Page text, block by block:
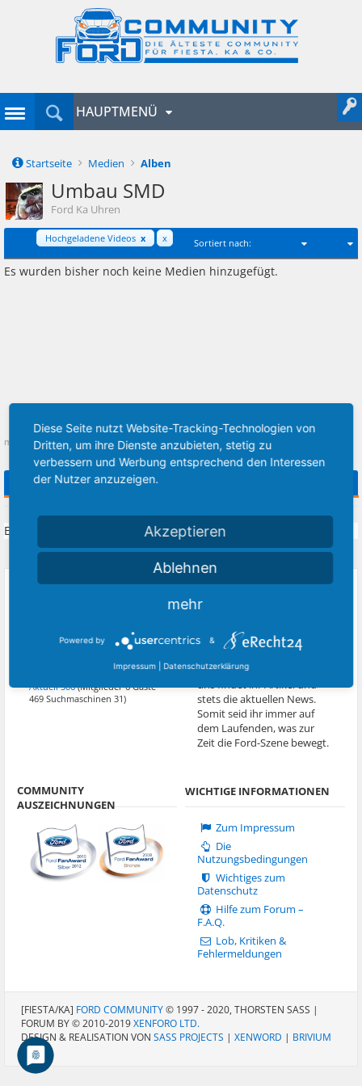
Startseite Medien Alben
Umbau SMD
Ford Ka Uhren
Hochgeladene Videos x x Sortiert nach:
Es wurden bisher noch keine Medien hinzugefügt.
mister-floppy,30. Dezember 2016
Kommentare zum Album
Es existieren keine Kommentare, die angezeigt werden könnten.
HAUPTMENÜ
ZURZEIT AKTIVE BESUCHER
Aktuell 506(Mitglieder 6 Gäste
469 Suchmaschinen 31)
ÜBER [FIESTA/KA] FORD
COMMUNITY
Community ist ein
unabhängiges Portal rund
um dieAutomarke Ford
uns findet ihr Artikel und
stets die aktuellen News.
Somit seid ihr immer auf
dem Laufenden, was zur
Zeit die Ford-Szene bewegt.
COMMUNITY
AUSZEICHNUNGEN
WICHTIGE INFORMATIONEN
Zum Impressum
Die
Nutzungsbedingungen
Wichtiges zum
Datenschutz
Hilfe zum Forum –
F.A.Q.
Lob, Kritiken &
Fehlermeldungen
[FIESTA/KA] FORD COMMUNITY© 1997 - 2020, THORSTEN SASS |
FORUM BY © 2010-2019XENFORO LTD.
DESIGN & REALISATION VON SASS PROJECTS | XENWORD | BRIVIUM
LCC.
Diese Seite nutzt Website-Tracking-Technologien von
Dritten, um ihre Dienste anzubieten, stetig zu
verbessern und Werbung entsprechend den Interessen
der Nutzer anzuzeigen.
Akzeptieren
Ablehnen
mehr
Powered by &
Impressum Datenschutzerklärung